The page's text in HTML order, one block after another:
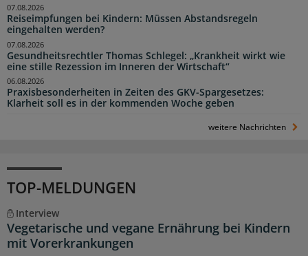
Reiseimpfungen bei Kindern: Müssen Abstandsregeln
eingehalten werden?
07.08.2026
Gesundheitsrechtler Thomas Schlegel: „Krankheit wirkt wie
eine stille Rezession im Inneren der Wirtschaft“
07.08.2026
Praxisbesonderheiten in Zeiten des GKV-Spargesetzes:
Klarheit soll es in der kommenden Woche geben
06.08.2026
weitere Nachrichten
TOP-MELDUNGEN
Interview
Vegetarische und vegane Ernährung bei Kindern
mit Vorerkrankungen